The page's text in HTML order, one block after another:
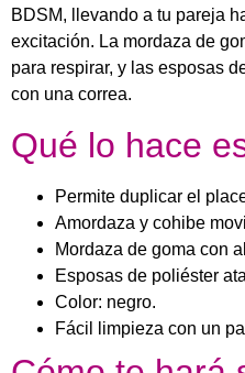
BDSM, llevando a tu pareja
excitación. La mordaza de
para respirar, y las esposas
con una correa.
Qué lo hace
Permite duplicar el
Amordaza y cohibe
Mordaza de goma con
Esposas de poliéster
Color: negro.
Fácil limpieza con un